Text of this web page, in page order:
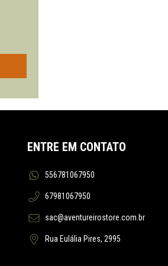
ENTRE EM CONTATO
556781067950
67981067950
sac@aventureirostore.com.br
Rua Eulália Pires, 2995